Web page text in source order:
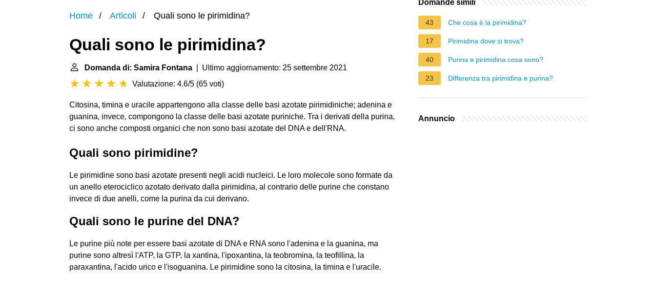
Home Articoli Quali sono le pirimidina?
Quali sono le pirimidina?
Domanda di: Samira Fontana | Ultimo aggiornamento: 25 settembre 2021
Valutazione: 4.6/5 (65 voti)
Citosina, timina e uracile appartengono alla classe delle basi azotate pirimidiniche; adenina e
guanina, invece, compongono la classe delle basi azotate puriniche. Tra i derivati della purina,
ci sono anche composti organici che non sono basi azotate del DNA e dell'RNA.
Quali sono pirimidine?
Le pirimidine sono basi azotate presenti negli acidi nucleici. Le loro molecole sono formate da
un anello eterociclico azotato derivato dalla pirimidina, al contrario delle purine che constano
invece di due anelli, come la purina da cui derivano.
Quali sono le purine del DNA?
Le purine più note per essere basi azotate di DNA e RNA sono l'adenina e la guanina, ma
purine sono altresì l'ATP, la GTP, la xantina, l'ipoxantina, la teobromina, la teofillina, la
paraxantina, l'acido urico e l'isoguanina. Le pirimidine sono la citosina, la timina e l'uracile.
Domande simili
43 Che cosa è la pirimidina?
17 Pirimidina dove si trova?
40 Purina e pirimidina cosa sono?
23 Differenza tra pirimidina e purina?
Annuncio